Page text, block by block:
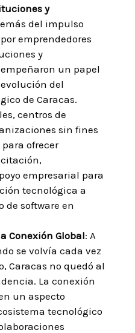
y
del impulso
emprendedores
y
un papel
del
de Caracas.
centros de
sin fines
ofrecer
empresarial para
tecnológica a
de software en
Conexión Global: A
se volvía cada vez
Caracas no quedó al
La conexión
un aspecto
tecnológico